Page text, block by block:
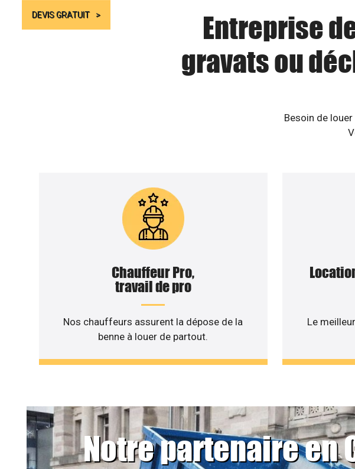
DEVIS GRATUIT
Entreprise
gravats ou
Besoin de
Chauffeur Pro,
travail de pro
Nos chauffeurs assurent la dépose de la
benne à louer de partout.
Le
Notre partenaire en